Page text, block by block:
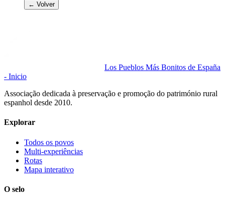
← Volver
Los Pueblos Más Bonitos de España
- Inicio
Associação dedicada à preservação e promoção do património rural
espanhol desde 2010.
Explorar
Todos os povos
Multi-experiências
Rotas
Mapa interativo
O selo